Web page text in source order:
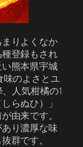
りよくなか
登録もされ
熊本県宇城
味のよさとユ
人気柑橘の1
らぬひ）」
由来です。
り濃厚な味
群です。